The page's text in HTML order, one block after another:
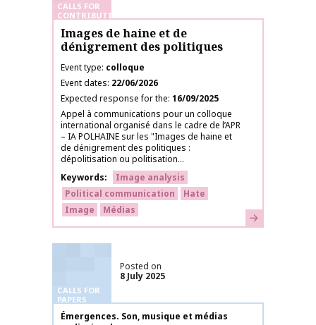
CALLS FOR
CONTRIBUTIONS
Images de haine et de
dénigrement des politiques
Event type colloque
Event dates 22/06/2026
Expected response for the 16/09/2025
Appel à communications pour un colloque
international organisé dans le cadre de l’APR
– IA POLHAINE sur les "Images de haine et
de dénigrement des politiques :
dépolitisation ou politisation...
Keywords
Image analysis
Political communication
Hate
Image
Médias Learn more
CALLS FOR
PAPERS
Posted on
8 July 2025
Publication name
Émergences. Son, musique et médias